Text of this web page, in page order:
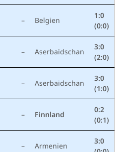
– Belgien
1:0
(0:0)
– Aserbaidschan
3:0
(2:0)
– Aserbaidschan
3:0
(1:0)
– Finnland
0:2
(0:1)
– Armenien
3:0